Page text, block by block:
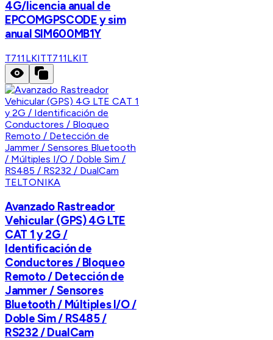
4G/licencia anual de
EPCOMGPSCODE y sim
anual SIM600MB1Y
T711LKITT711LKIT
TELTONIKA
Avanzado Rastreador
Vehicular (GPS) 4G LTE
CAT 1 y 2G /
Identificación de
Conductores / Bloqueo
Remoto / Detección de
Jammer / Sensores
Bluetooth / Múltiples I/O /
Doble Sim / RS485 /
RS232 / DualCam